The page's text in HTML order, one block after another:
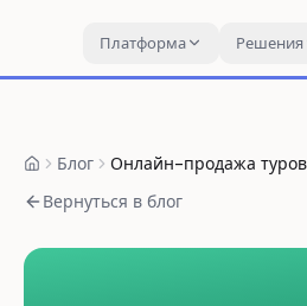
Платформа Решения
Блог
Онлайн-продажа
Вернуться в блог